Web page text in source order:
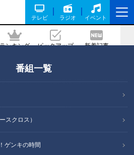
テレビ ラジオ イベント
ンキング ピックアップ 新着記事
番組一覧
スクロス）
ゲンキの時間